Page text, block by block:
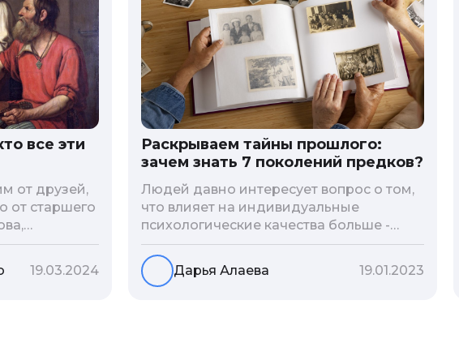
все эти
от друзей,
от старшего
вместе
19.03.2024
Раскрываем тайны прошлого:
зачем знать 7 поколений предков?
Людей давно интересует вопрос о том,
что влияет на индивидуальные
психологические качества больше -
гены или воспитание и образование
человека. В астрологической практике
существует понятие геноскоп - влияние
Дарья Алаева 19.01.2023